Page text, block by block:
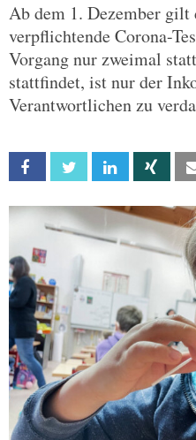
Ab dem 1. Dezember
verpflichtende Corona-
Vorgang nur zweimal
stattfindet, ist nur der
Verantwortlichen zu
Facebook Twitter Linkedin Xing